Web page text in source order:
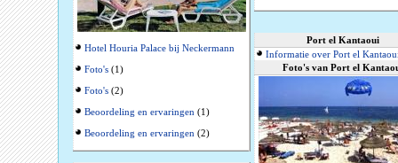
Hotel Houria Palace bij Neckermann
Foto's (1)
Foto's (2)
Beoordeling en ervaringen (1)
Beoordeling en ervaringen (2)
Port el Kantaoui
Informatie over Port el
Foto's van Port el